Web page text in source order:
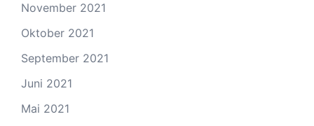
November 2021
Oktober 2021
September 2021
Juni 2021
Mai 2021